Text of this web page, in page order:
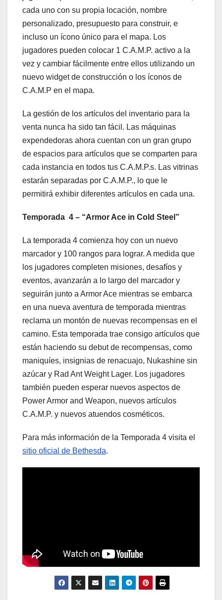
cada uno con su propia locación, nombre
personalizado, presupuesto para construir, e
incluso un ícono único para el mapa. Los
jugadores pueden colocar 1 C.A.M.P. activo a la
vez y cambiar fácilmente entre ellos utilizando un
nuevo widget de construcción o los íconos de
C.A.M.P en el mapa.
La gestión de los artículos del inventario para la
venta nunca ha sido tan fácil. Las máquinas
expendedoras ahora cuentan con un gran grupo
de espacios para artículos que se comparten para
cada instancia en todos tus C.A.M.P.s. Las vitrinas
estarán separadas por C.A.M.P., lo que le
permitirá exhibir diferentes artículos en cada una.
Temporada 4 – “Armor Ace in Cold Steel”
La temporada 4 comienza hoy con un nuevo
marcador y 100 rangos para lograr. A medida que
los jugadores completen misiones, desafíos y
eventos, avanzarán a lo largo del marcador y
seguirán junto a Armor Ace mientras se embarca
en una nueva aventura de temporada mientras
reclama un montón de nuevas recompensas en el
camino. Esta temporada trae consigo artículos que
están haciendo su debut de recompensas, como
maniquíes, insignias de renacuajo, Nukashine sin
azúcar y Rad Ant Weight Lager. Los jugadores
también pueden esperar nuevos aspectos de
Power Armor and Weapon, nuevos artículos
C.A.M.P. y nuevos atuendos cosméticos.
Para más información de la Temporada 4 visita el
sitio oficial de Bethesda.